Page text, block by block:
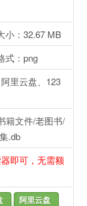
小：32.67 MB
式：png
里云盘、123
籍文件/老图书/
.db
即可，无需额
阿里云盘